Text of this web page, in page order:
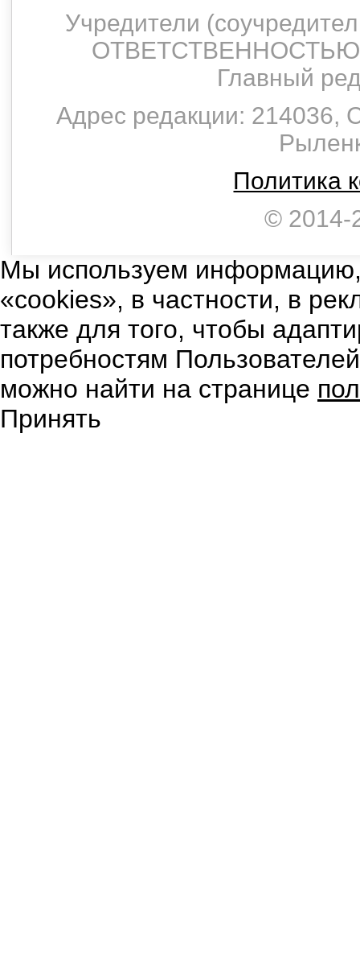
Учредители
Главный
Адрес редакции: 214036,
Политика
© 2014-
Мы используем
«cookies», в частности, в
также для того, чтобы
потребностям
можно найти на странице
Принять